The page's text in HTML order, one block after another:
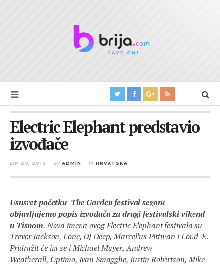
Electric Elephant predstavio
izvođače
LIP 29, 2012 by ADMIN in HRVATSKA
Ususret početku The Garden festival sezone
objavljujemo popis izvođača za drugi festivalski vikend
u Tisnom. Nova imena ovog Electric Elephant festivala su
Trevor Jackson, Lone, DJ Deep, Marcellus Pittman i Loud-E.
Pridružit će im se iMichael Mayer,Andrew
Weatherall, Optimo, Ivan Smagghe, Justin Robertson, Mike